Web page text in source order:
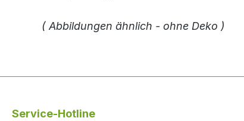
( Abbildungen ähnlich - ohne Deko )
Service-Hotline